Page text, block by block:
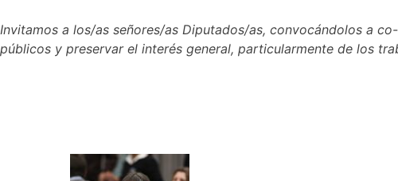
Invitamos a los/as señores/as Diputados/as, convocándolos a
públicos y preservar el interés general, particularmente de los